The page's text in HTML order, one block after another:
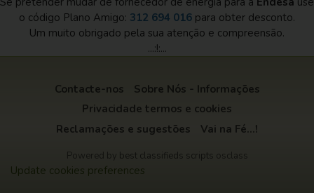
o código Plano Amigo: 312 694 016 para obter desconto.
Um muito obrigado pela sua atenção e compreensão.
...:!:...
Contacte-nos
Sobre Nós - Informações
Privacidade termos e cookies
Reclamações e sugestões
Vai na Fé...!
Powered by best classifieds scripts osclass
Update cookies preferences